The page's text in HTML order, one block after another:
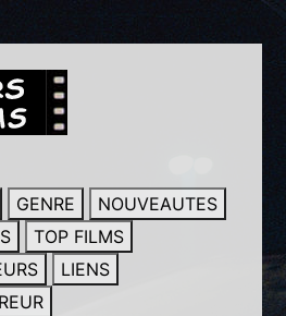
GENRE
NOUVEAUTES
TOP FILMS
LIENS